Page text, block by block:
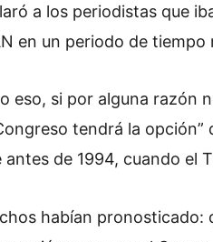
a los periodistas que
en un periodo de
eso, si por alguna razón
tendrá la opción”
de 1994, cuando el
habían pronosticado: